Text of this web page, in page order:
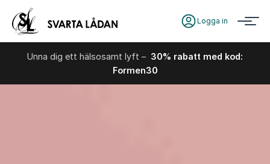
Logga in
Unna dig ett hälsosamt lyft – 30% rabatt med kod:
Formen30